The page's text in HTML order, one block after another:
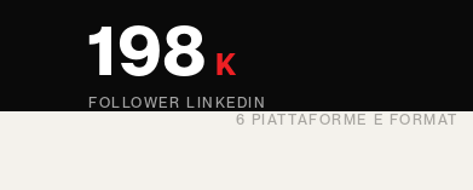
198 K
FOLLOWER LINKEDIN
6 PIATTAFORME E FORMAT